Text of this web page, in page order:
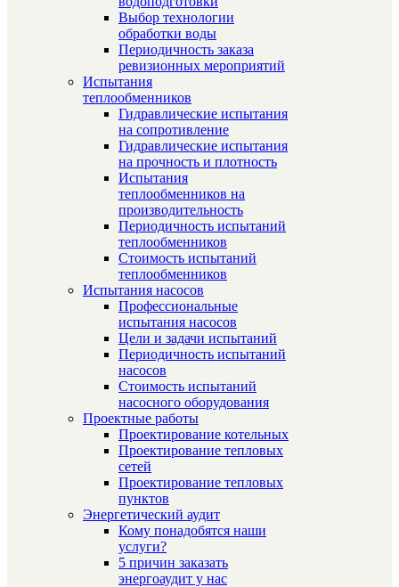
Выбор технологии
обработки воды
Периодичность заказа
ревизионных мероприятий
Испытания
теплообменников
Гидравлические испытания
на сопротивление
Гидравлические испытания
на прочность и плотность
Испытания
теплообменников на
производительность
Периодичность испытаний
теплообменников
Стоимость испытаний
теплообменников
Испытания насосов
Профессиональные
испытания насосов
Цели и задачи испытаний
Периодичность испытаний
насосов
Стоимость испытаний
насосного оборудования
Проектные работы
Проектирование котельных
Проектирование тепловых
сетей
Проектирование тепловых
пунктов
Энергетический аудит
Кому понадобятся наши
услуги?
5 причин заказать
энергоаудит у нас